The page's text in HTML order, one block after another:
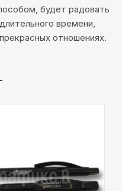
будет радовать
времени,
отношениях.
обоих